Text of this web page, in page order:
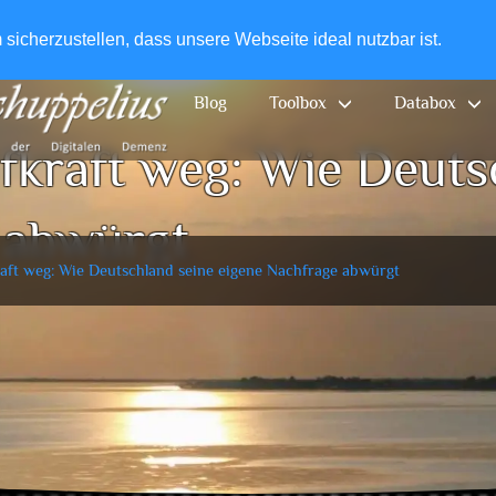
dass unsere Webseite ideal nutzbar ist.
Blog Toolbox Databox
weg: Wie
weg: Wie Deutschland seine eigene Nachfrage abwürgt